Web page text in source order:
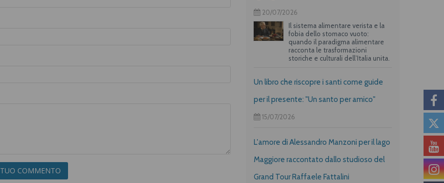
COMMENTO
20/07/2026
Il sistema alimentare verista e la
fobia dello stomaco vuoto:
quando il paradigma alimentare
racconta le trasformazioni
storiche e culturali dell’Italia unita.
Un libro che riscopre i santi come guide
per il presente: "Un santo per amico"
15/07/2026
L'amore di Alessandro Manzoni per il lago
Maggiore raccontato dallo studioso del
Grand Tour Raffaele Fattalini